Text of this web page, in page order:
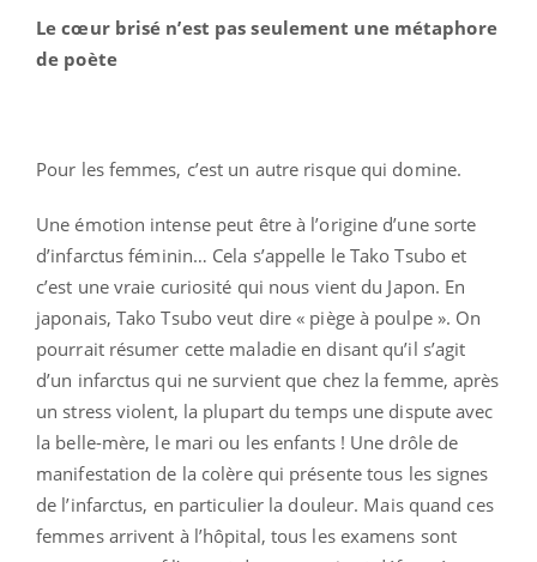
Le cœur brisé n’est pas seulement une métaphore
de poète
Pour les femmes, c’est un autre risque qui domine.
Une émotion intense peut être à l’origine d’une sorte
d’infarctus féminin… Cela s’appelle le Tako Tsubo et
c’est une vraie curiosité qui nous vient du Japon. En
japonais, Tako Tsubo veut dire « piège à poulpe ». On
pourrait résumer cette maladie en disant qu’il s’agit
d’un infarctus qui ne survient que chez la femme, après
un stress violent, la plupart du temps une dispute avec
la belle-mère, le mari ou les enfants ! Une drôle de
manifestation de la colère qui présente tous les signes
de l’infarctus, en particulier la douleur. Mais quand ces
femmes arrivent à l’hôpital, tous les examens sont